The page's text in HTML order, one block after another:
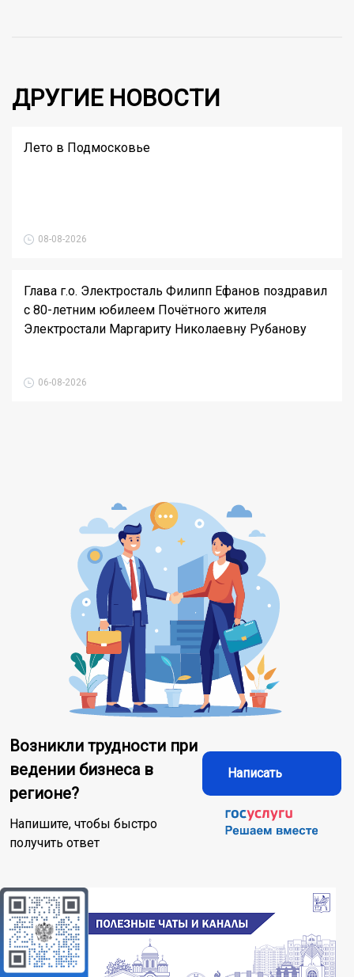
ДРУГИЕ НОВОСТИ
Лето в Подмосковье
08-08-2026
Глава г.о. Электросталь Филипп Ефанов поздравил
с 80-летним юбилеем Почётного жителя
Электростали Маргариту Николаевну Рубанову
06-08-2026
Возникли трудности при
ведении бизнеса в
регионе?
Напишите, чтобы быстро
получить ответ
Написать